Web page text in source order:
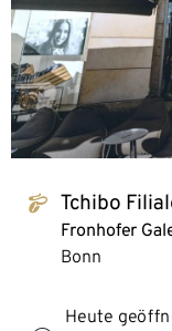
tchibo_logo Tchibo
Fronhofer
Bonn
Heute